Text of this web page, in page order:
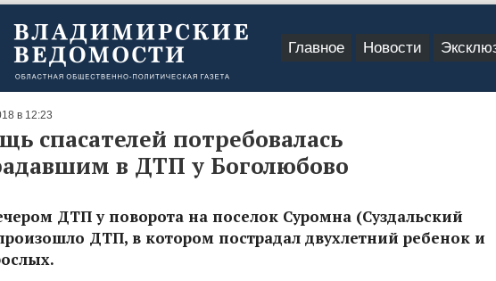
Главное Новости
в 12:23
спасателей потребовалась
в ДТП у Боголюбово
ДТП у поворота на поселок Суромна (Суздальский
ДТП, в котором пострадал двухлетний ребенок и